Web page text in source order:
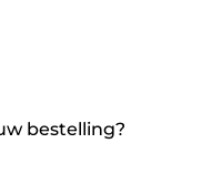
bestelling?